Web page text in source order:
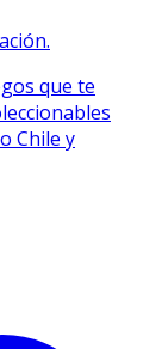
que te
Chile y